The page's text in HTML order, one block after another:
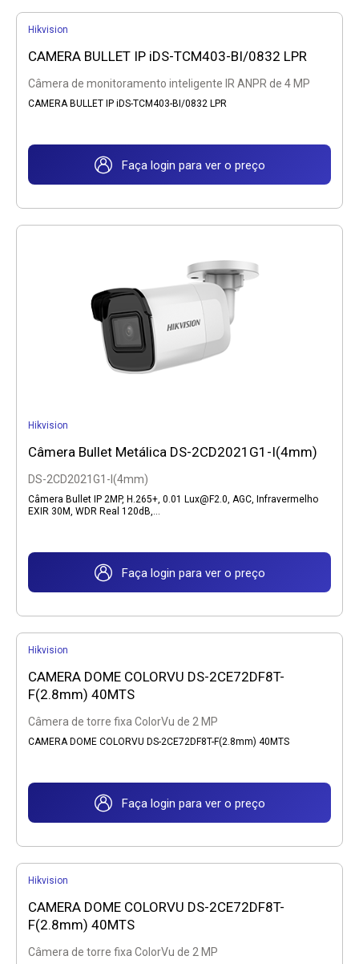
Hikvision
CAMERA BULLET IP iDS-TCM403-BI/0832 LPR
Câmera de monitoramento inteligente IR ANPR de 4 MP
CAMERA BULLET IP iDS-TCM403-BI/0832 LPR
Faça login para ver o preço
Hikvision
Câmera Bullet Metálica DS-2CD2021G1-I(4mm)
DS-2CD2021G1-I(4mm)
Câmera Bullet IP 2MP, H.265+, 0.01 Lux@F2.0, AGC, Infravermelho
EXIR 30M, WDR Real 120dB,...
Faça login para ver o preço
Hikvision
CAMERA DOME COLORVU DS-2CE72DF8T-
F(2.8mm) 40MTS
Câmera de torre fixa ColorVu de 2 MP
CAMERA DOME COLORVU DS-2CE72DF8T-F(2.8mm) 40MTS
Faça login para ver o preço
Hikvision
CAMERA DOME COLORVU DS-2CE72DF8T-
F(2.8mm) 40MTS
Câmera de torre fixa ColorVu de 2 MP